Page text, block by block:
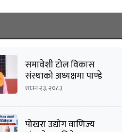
समावेशी टोल विकास
संस्थाको अध्यक्षमा पाण्डे
साउन २३, २०८३
पोखरा उद्योग वाणिज्य